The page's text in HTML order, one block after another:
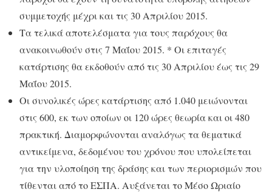
συμμετοχής μέχρι και τις 30 Απριλίου 2015.
Τα τελικά αποτελέσματα για τους παρόχους θα
ανακοινωθούν στις 7 Μαΐου 2015. * Οι επιταγές
κατάρτισης θα εκδοθούν από τις 30 Απριλίου έως τις 29
Μαΐου 2015.
Οι συνολικές ώρες κατάρτισης από 1.040 μειώνονται
στις 600, εκ των οποίων οι 120 ώρες θεωρία και οι 480
πρακτική. Διαμορφώνονται αναλόγως τα θεματικά
αντικείμενα, δεδομένου του χρόνου που υπολείπεται
για την υλοποίηση της δράσης και των περιορισμών που
τίθενται από το ΕΣΠΑ. Αυξάνεται το Μέσο Ωριαίο